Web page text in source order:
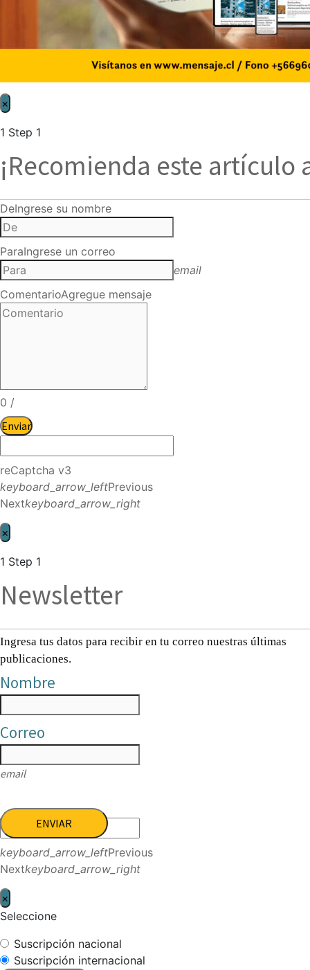
×
1 Step 1
¡Recomienda este artículo
DeIngrese su nombre
ParaIngrese un correo
email
ComentarioAgregue mensaje
0 /
Enviar
reCaptcha v3
keyboard_arrow_leftPrevious
Nextkeyboard_arrow_right
×
1 Step 1
Newsletter
Ingresa tus datos para recibir en tu correo nuestras últimas
publicaciones.
Nombre
Correo
email
ENVIAR
keyboard_arrow_leftPrevious
Nextkeyboard_arrow_right
×
Seleccione
Suscripción nacional
Suscripción internacional